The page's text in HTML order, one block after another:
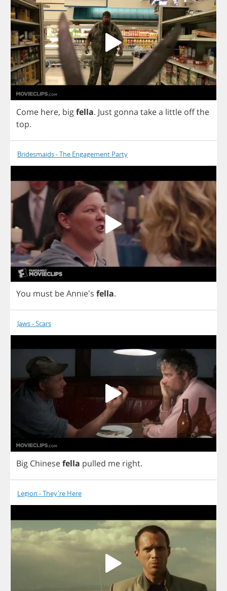
Come here, bigfella. Just gonna takea little offthe
top.
Bridesmaids - The Engagement Party
You must beAnnie's fella.
Jaws - Scars
Big Chinesefella pulled me right.
Legion - They're Here